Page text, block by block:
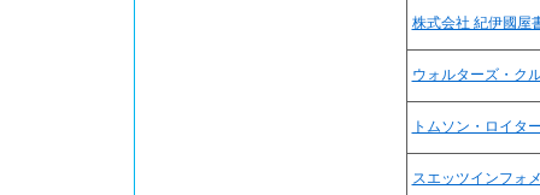
株式会社 紀伊國屋
ウォルターズ・ク
トムソン・ロイタ
スエッツインフォ